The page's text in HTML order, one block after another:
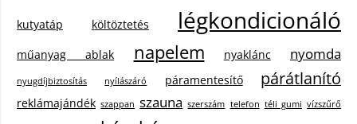
kutyatáp költöztetés légkondicionáló
műanyag ablak napelem nyaklánc nyomda
nyugdíjbiztosítás nyílászáró páramentesítő párátlanító
reklámajándék szappan szauna szerszám telefon téli gumi vízszűrő